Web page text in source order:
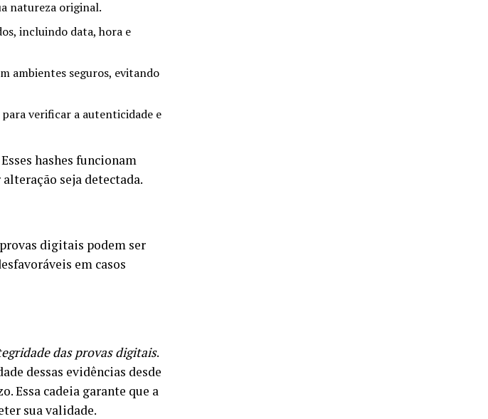
natureza original.
incluindo data, hora e
ambientes seguros, evitando
verificar a autenticidade e
hashes funcionam
seja detectada.
digitais podem ser
em casos
das provas digitais.
dessas evidências desde
Essa cadeia garante que a
sua validade.